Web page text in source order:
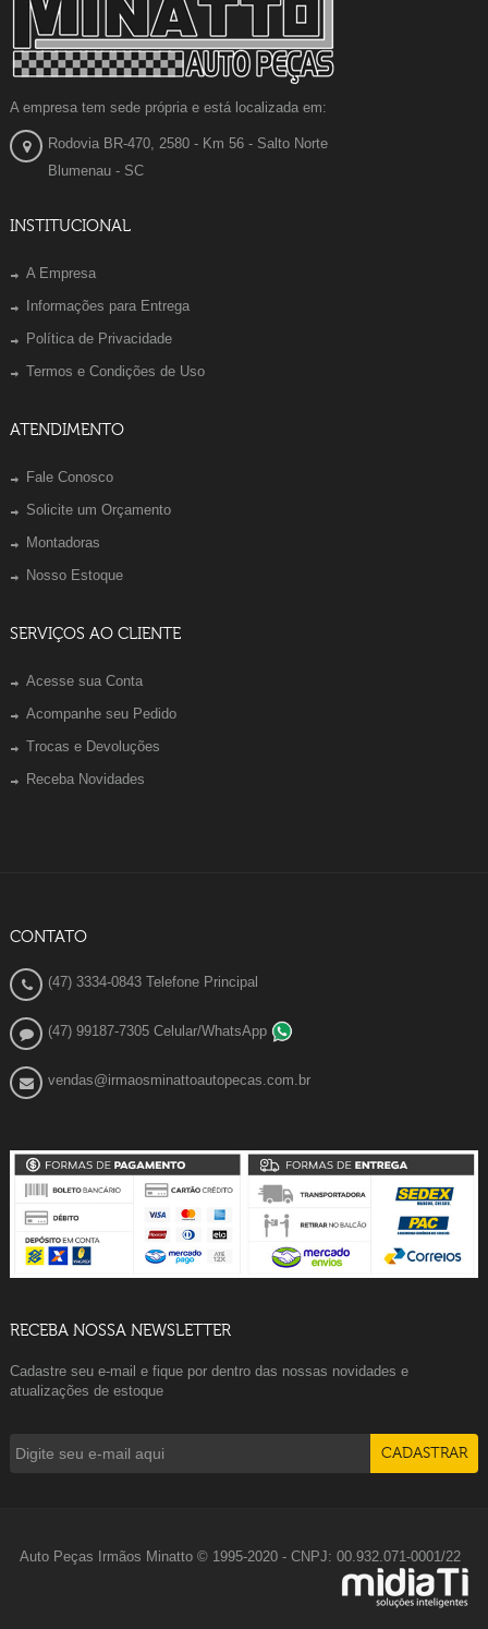
A empresa tem sede própria e está localizada em:
Rodovia BR-470, 2580 - Km 56 - Salto Norte
Blumenau - SC
INSTITUCIONAL
A Empresa
Informações para Entrega
Política de Privacidade
Termos e Condições de Uso
ATENDIMENTO
Fale Conosco
Solicite um Orçamento
Montadoras
Nosso Estoque
SERVIÇOS AO CLIENTE
Acesse sua Conta
Acompanhe seu Pedido
Trocas e Devoluções
Receba Novidades
CONTATO
(47) 3334-0843 Telefone Principal
(47) 99187-7305 Celular/WhatsApp
vendas@irmaosminattoautopecas.com.br
RECEBA NOSSA NEWSLETTER
Cadastre seu e-mail e fique por dentro das nossas novidades e
atualizações de estoque
Auto Peças Irmãos Minatto © 1995-2020 - CNPJ: 00.932.071-0001/22